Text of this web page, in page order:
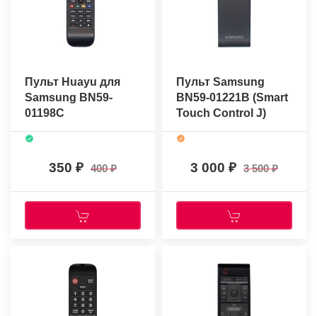
Пульт Huayu для
Samsung BN59-
01198C
350 400
Пульт Samsung
BN59-01221B (Smart
Touch Control J)
(оригинальный)
3 000 3 500